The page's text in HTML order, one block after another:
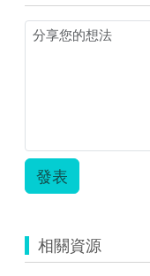
發表
相關資源